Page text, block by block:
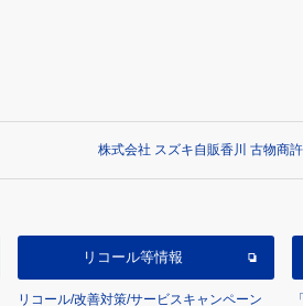
株式会社 スズキ自販香川 古物商
リコール等情報
リコール/改善対策/サービスキャンペーン